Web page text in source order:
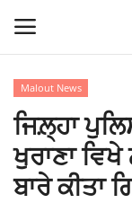
Home
Malout News
ਜਿਲ਼੍ਹਾ
ਖੁਰਾਣਾ
ਬਾਰੇ ਕੀਤਾ